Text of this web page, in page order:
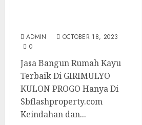
ADMIN
OCTOBER 18, 2023
0
Jasa Bangun Rumah Kayu
Terbaik Di GIRIMULYO
KULON PROGO Hanya Di
Sbflashproperty.com
Keindahan dan...